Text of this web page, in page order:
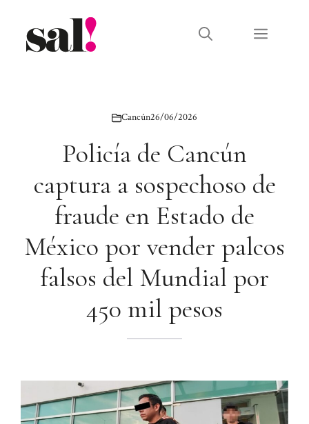
contenido
Menú
Cancún26/06/2026
Policía de Cancún
captura a sospechoso de
fraude en Estado de
México por vender palcos
falsos del Mundial por
450 mil pesos